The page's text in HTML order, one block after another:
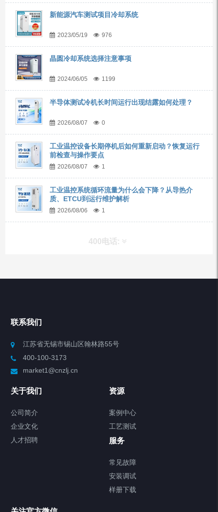
新能源汽车测试项目冷却系统
2023/05/19 976
晶圆冷却系统选择注意事项
2024/06/05 1199
半导体测试冷机长时间运行出现结露如何处理？
2026/08/07 0
工业温控设备长期停机后如何重新启动？恢复运行
前检查与操作要点
2026/08/07 1
工业温控系统循环流量为什么会下降？从导热介
质、ETCU到运行维护解析
2026/08/06 1
400电话:
产品分类
制冷加热动态控温系统
Chiller气体控温系统
Chamber试验箱
联系我们
江苏省无锡市锡山区翰林路55号
400-100-3173
market1@cnzlj.cn
关于我们
公司简介
企业文化
人才招聘
资源
案例中心
工艺测试
服务
常见故障
安装调试
样册下载